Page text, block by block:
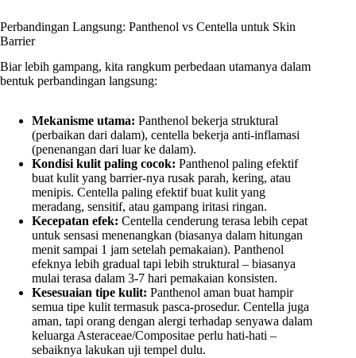
Perbandingan Langsung: Panthenol vs Centella untuk Skin
Barrier
Biar lebih gampang, kita rangkum perbedaan utamanya dalam
bentuk perbandingan langsung:
Mekanisme utama: Panthenol bekerja struktural
(perbaikan dari dalam), centella bekerja anti-inflamasi
(penenangan dari luar ke dalam).
Kondisi kulit paling cocok: Panthenol paling efektif
buat kulit yang barrier-nya rusak parah, kering, atau
menipis. Centella paling efektif buat kulit yang
meradang, sensitif, atau gampang iritasi ringan.
Kecepatan efek: Centella cenderung terasa lebih cepat
untuk sensasi menenangkan (biasanya dalam hitungan
menit sampai 1 jam setelah pemakaian). Panthenol
efeknya lebih gradual tapi lebih struktural – biasanya
mulai terasa dalam 3-7 hari pemakaian konsisten.
Kesesuaian tipe kulit: Panthenol aman buat hampir
semua tipe kulit termasuk pasca-prosedur. Centella juga
aman, tapi orang dengan alergi terhadap senyawa dalam
keluarga Asteraceae/Compositae perlu hati-hati –
sebaiknya lakukan uji tempel dulu.